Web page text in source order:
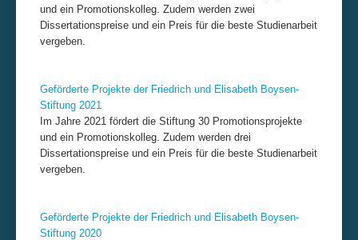
und ein Promotionskolleg. Zudem werden zwei
Dissertationspreise und ein Preis für die beste Studienarbeit
vergeben.
Geförderte Projekte der Friedrich und Elisabeth Boysen-
Stiftung 2021
Im Jahre 2021 fördert die Stiftung 30 Promotionsprojekte
und ein Promotionskolleg. Zudem werden drei
Dissertationspreise und ein Preis für die beste Studienarbeit
vergeben.
Geförderte Projekte der Friedrich und Elisabeth Boysen-
Stiftung 2020